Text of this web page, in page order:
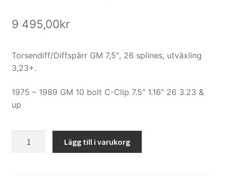
9 495,00kr
Torsendiff/Diffspärr GM 7,5″, 26 splines, utväxling
3,23+.
1975 – 1989 GM 10 bolt C-Clip 7.5″ 1.16″ 26 3.23 &
up
Lägg till i varukorg